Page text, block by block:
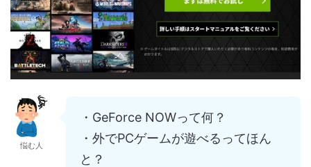
悩む人
・GeForce NOWって何？
・外でPCゲームが遊べるってほん
と？